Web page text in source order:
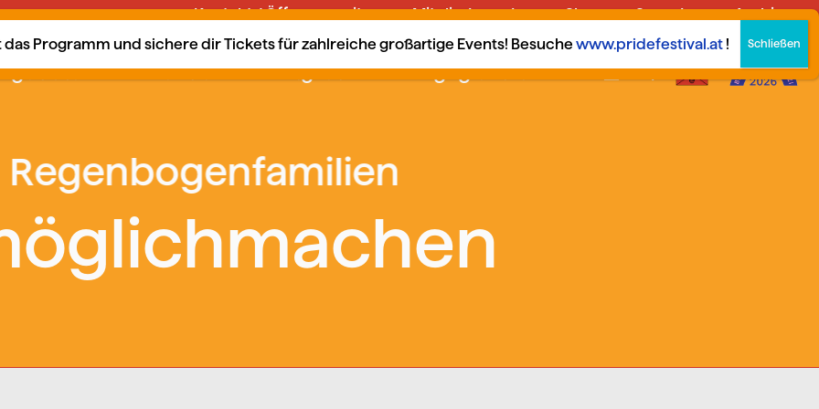
Kontakt / Öffnungszeiten Mitglied werden Shop Spenden Archiv
Kalender Mitglied? Engagier dich!
Programm und sichere dir Tickets für zahlreiche großartige Events! Besuche www.pridefestival.at !